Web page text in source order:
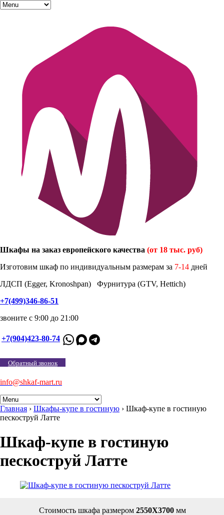
Шкафы на заказ европейского качества (от 18 тыс. руб)
Изготовим шкаф по индивидуальным размерам за 7-14 дней
ЛДСП (Egger, Kronoshpan) Фурнитура (GTV, Hettich)
+7(499)346-86-51
звоните с 9:00 до 21:00
+7(904)423-80-74
Обратный звонок
info@shkaf-mart.ru
Главная › Шкафы-купе в гостиную › Шкаф-купе в гостиную
пескоструй Латте
Шкаф-купе в гостиную
пескоструй Латте
Стоимость шкафа размером 2550Х3700мм